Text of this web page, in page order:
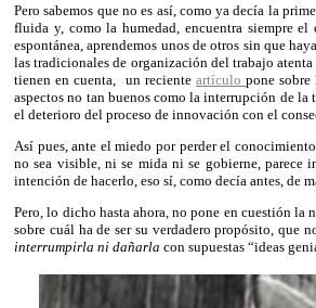
Pero sabemos que no es así, como ya decía la
fluida y, como la humedad, encuentra siempre
espontánea, aprendemos unos de otros sin que
las tradicionales de organización del trabajo
tienen en cuenta, un recienteartículopone
aspectos no tan buenos como la interrupción de la
el deterioro del proceso de innovación con el
Así pues, ante el miedo por perder el
no sea visible, ni se mida ni se gobierne, parece
intención de hacerlo, eso sí, como decía antes, de
Pero, lo dicho hasta ahora, no pone en cuestión
sobre cuál ha de ser su verdadero propósito, que
interrumpirla ni dañarla con supuestas “ideas